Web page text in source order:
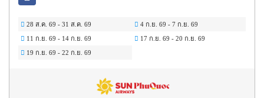
28 ส.ค. 69 - 31 ส.ค. 69 4 ก.ย. 69 - 7 ก.ย. 69
11 ก.ย. 69 - 14 ก.ย. 69 17 ก.ย. 69 - 20 ก.ย. 69
19 ก.ย. 69 - 22 ก.ย. 69